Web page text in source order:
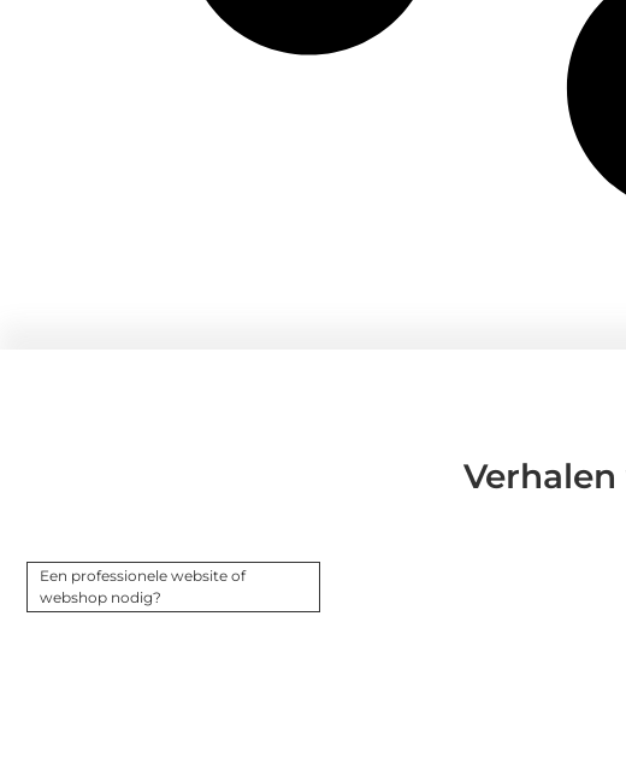
Verhalen
Een professionele website of
webshop nodig?